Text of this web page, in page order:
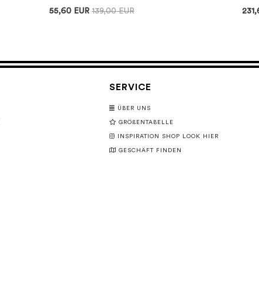
55,60 EUR 139,00 EUR
SERVICE
ÜBER UNS
GRÖßENTABELLE
INSPIRATION SHOP LOOK HIER
GESCHÄFT FINDEN